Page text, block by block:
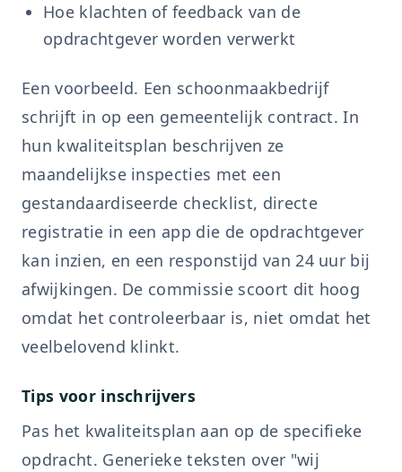
Hoe klachten of feedback van de
opdrachtgever worden verwerkt
Een voorbeeld. Een schoonmaakbedrijf
schrijft in op een gemeentelijk contract. In
hun kwaliteitsplan beschrijven ze
maandelijkse inspecties met een
gestandaardiseerde checklist, directe
registratie in een app die de opdrachtgever
kan inzien, en een responstijd van 24 uur bij
afwijkingen. De commissie scoort dit hoog
omdat het controleerbaar is, niet omdat het
veelbelovend klinkt.
Tips voor inschrijvers
Pas het kwaliteitsplan aan op de specifieke
opdracht. Generieke teksten over "wij